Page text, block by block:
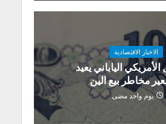
الاخبار الاقتصادية
الياباني يعيد
مخاطر بيع الين
يوم واحد مضى